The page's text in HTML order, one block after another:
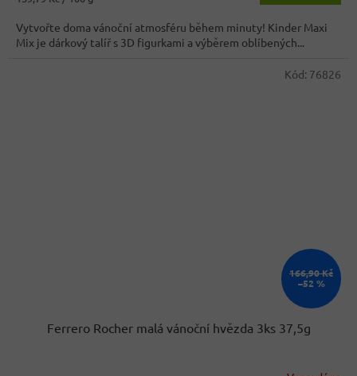
4,6
z
5
hvězdiček.
Vytvořte doma vánoční atmosféru během minuty! Kinder Maxi
Mix je dárkový talíř s 3D figurkami a výběrem oblíbených...
166,90 Kč
–52 %
Ferrero Rocher malá vánoční hvězda 3ks 37,5g
Kód: 76826